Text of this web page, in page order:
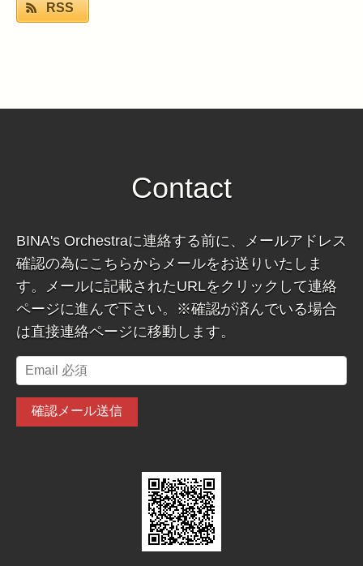
RSS
Contact
BINA's Orchestraに連絡する前に、メールアドレス
確認の為にこちらからメールをお送りいたしま
す。メールに記載されたURLをクリックして連絡
ページに進んで下さい。※確認が済んでいる場合
は直接連絡ページに移動します。